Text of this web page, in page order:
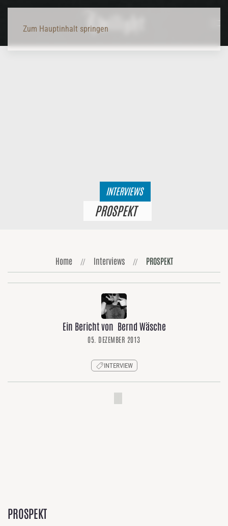
Zum Hauptinhalt springen
INTERVIEWS
PROSPEKT
Home Interviews PROSPEKT
Ein Bericht von Bernd Wäsche
05. DEZEMBER 2013
INTERVIEW
PROSPEKT